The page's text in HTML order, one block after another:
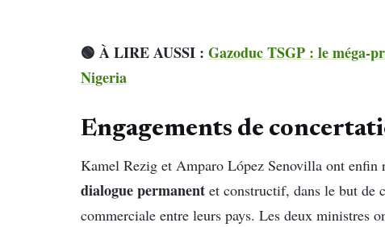
🟢 À LIRE AUSSI : Gazoduc TSGP : le méga-
Nigeria
Engagements de
Kamel Rezig et Amparo López Senovilla ont enfin
dialogue permanent et constructif, dans le but de
commerciale entre leurs pays. Les deux ministres